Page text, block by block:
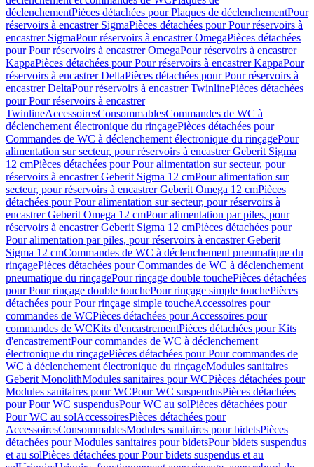
déclenchementPièces détachées pour Plaques de déclenchementPour
réservoirs à encastrer SigmaPièces détachées pour Pour réservoirs à
encastrer SigmaPour réservoirs à encastrer OmegaPièces détachées
pour Pour réservoirs à encastrer OmegaPour réservoirs à encastrer
KappaPièces détachées pour Pour réservoirs à encastrer KappaPour
réservoirs à encastrer DeltaPièces détachées pour Pour réservoirs à
encastrer DeltaPour réservoirs à encastrer TwinlinePièces détachées
pour Pour réservoirs à encastrer
TwinlineAccessoiresConsommablesCommandes de WC à
déclenchement électronique du rinçagePièces détachées pour
Commandes de WC à déclenchement électronique du rinçagePour
alimentation sur secteur, pour réservoirs à encastrer Geberit Sigma
12 cmPièces détachées pour Pour alimentation sur secteur, pour
réservoirs à encastrer Geberit Sigma 12 cmPour alimentation sur
secteur, pour réservoirs à encastrer Geberit Omega 12 cmPièces
détachées pour Pour alimentation sur secteur, pour réservoirs à
encastrer Geberit Omega 12 cmPour alimentation par piles, pour
réservoirs à encastrer Geberit Sigma 12 cmPièces détachées pour
Pour alimentation par piles, pour réservoirs à encastrer Geberit
Sigma 12 cmCommandes de WC à déclenchement pneumatique du
rinçagePièces détachées pour Commandes de WC à déclenchement
pneumatique du rinçagePour rinçage double touchePièces détachées
pour Pour rinçage double touchePour rinçage simple touchePièces
détachées pour Pour rinçage simple toucheAccessoires pour
commandes de WCPièces détachées pour Accessoires pour
commandes de WCKits d'encastrementPièces détachées pour Kits
d'encastrementPour commandes de WC à déclenchement
électronique du rinçagePièces détachées pour Pour commandes de
WC à déclenchement électronique du rinçageModules sanitaires
Geberit MonolithModules sanitaires pour WCPièces détachées pour
Modules sanitaires pour WCPour WC suspendusPièces détachées
pour Pour WC suspendusPour WC au solPièces détachées pour
Pour WC au solAccessoiresPièces détachées pour
AccessoiresConsommablesModules sanitaires pour bidetsPièces
détachées pour Modules sanitaires pour bidetsPour bidets suspendus
et au solPièces détachées pour Pour bidets suspendus et au